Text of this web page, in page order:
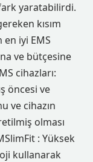
yaratabilirdi.
kısım
en iyi EMS
ve bütçesine
cihazları:
öncesi ve
ve cihazın
olması
: Yüksek
kullanarak